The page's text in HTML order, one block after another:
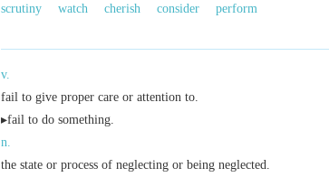
scrutiny
watch cherish consider
perform
v.
fail to give proper care or attention to.
▸fail to do something.
n.
the state or process of neglecting or being neglected.